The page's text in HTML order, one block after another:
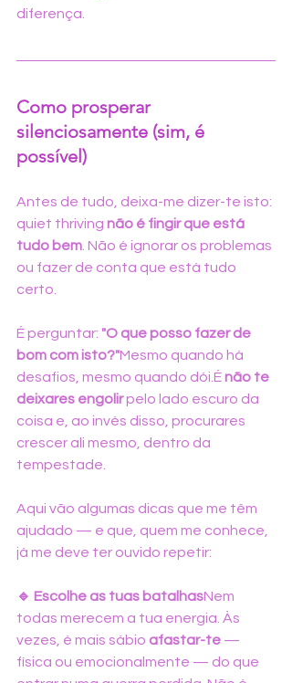
diferença.
Como prosperar
silenciosamente (sim, é
possível)
Antes de tudo, deixa-me dizer-te isto:
quiet thriving não é fingir que está
tudo bem . Não é ignorar os problemas
ou fazer de conta que está tudo
certo.
É perguntar: "O que posso fazer de
bom com isto?"Mesmo quando há
desafios, mesmo quando dói.É não te
deixares engolir pelo lado escuro da
coisa e, ao invés disso, procurares
crescer ali mesmo, dentro da
tempestade.
Aqui vão algumas dicas que me têm
ajudado — e que, quem me conhece,
já me deve ter ouvido repetir:
🔹 Escolhe as tuas batalhasNem
todas merecem a tua energia. Às
vezes, é mais sábio afastar-te —
física ou emocionalmente — do que